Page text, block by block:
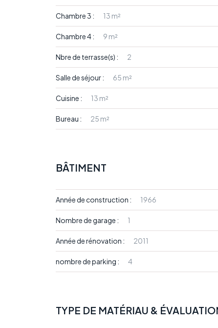
Chambre 3 : 13 m²
Chambre 4 : 9 m²
Nbre de terrasse(s) : 2
Salle de séjour : 65 m²
Cuisine : 13 m²
Bureau : 25 m²
BÂTIMENT
Année de construction : 1966
Nombre de garage : 1
Année de rénovation : 2011
nombre de parking : 4
TYPE DE MATÉRIAU &